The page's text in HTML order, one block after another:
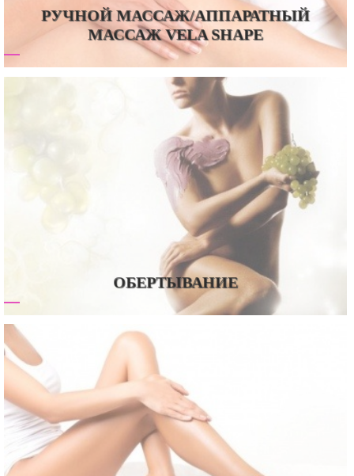
РУЧНОЙ МАССАЖ/АППАРАТНЫЙ
МАССАЖ VELA SHAPE
ОБЕРТЫВАНИЕ